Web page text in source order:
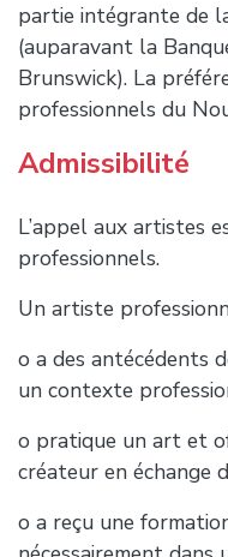
partie intégrante de
(auparavant la
Brunswick). La
professionnels du
Admissibilité
L’appel aux artistes
professionnels.
Un artiste
o a des antécédents
un contexte
o pratique un art et
créateur en échange
o a reçu une